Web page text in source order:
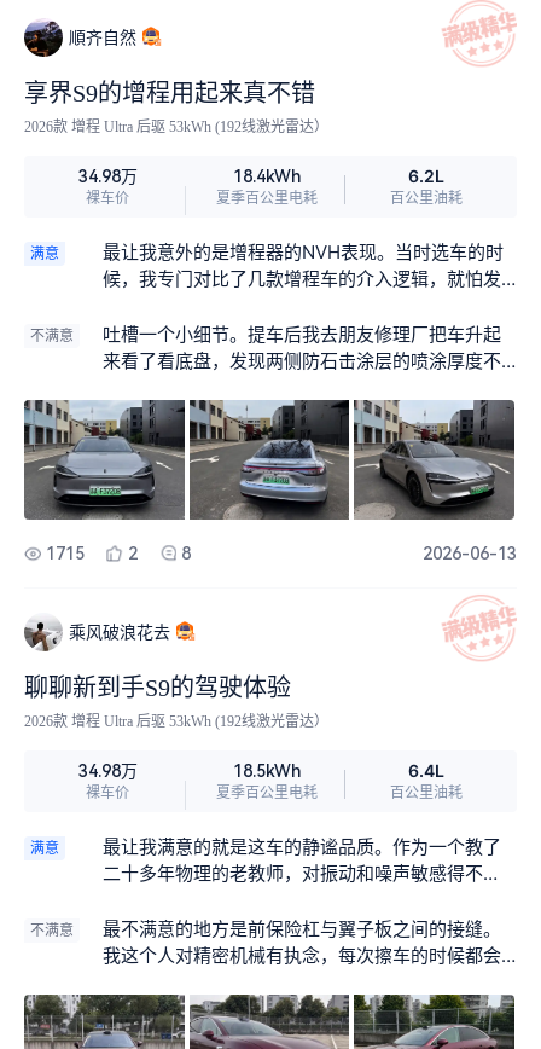
順齐自然
享界S9的增程用起来真不错
2026款 增程 Ultra 后驱 53kWh (192线激光雷达）
34.98万
裸车价
18.4kWh
夏季百公里电耗
6.2L
百公里油耗
满意
最让我意外的是增程器的NVH表现。当时选车的时
候，我专门对比了几款增程车的介入逻辑，就怕发
量保持模式下，增程器什么时候工作的我根本感觉
不到。我特意用手机分贝仪测过，车内噪声数值只
挫或者振动，要不是偶尔扫一眼仪表盘看到发动机
图标亮了，根本不知道它在工作。这方面确实能看
出华为在隔音工程上的功力，长途自驾跑个几百公
里，发动机冷不丁启动也不影响心情。
不满意
吐槽一个小细节。提车后我去朋友修理厂把车升起
来看了看底盘，发现两侧防石击涂层的喷涂厚度不
底盘两侧缺少独立的护板覆盖。
1715 2 8 2026-06-13
乘风破浪花去
聊聊新到手S9的驾驶体验
2026款 增程 Ultra 后驱 53kWh (192线激光雷达）
34.98万
裸车价
18.5kWh
夏季百公里电耗
6.4L
百公里油耗
满意
最让我满意的就是这车的静谧品质。作为一个教了
二十多年物理的老教师，对振动和噪声敏感得不
任何机械振动，就像车子已经“熄火”了一样安静。我
上一台雅阁怠速时方向盘和座椅那种细微抖动，对
车，在车里感觉就像待在一个隔音很好的书房里，
这种刷新感官认知的体验，说实话挺震撼。
不满意
最不满意的地方是前保险杠与翼子板之间的接缝。
我这个人对精密机械有执念，每次擦车的时候都会
虽然不影响开，但作为一个物理老师，看到这种不
符合精密机械期待的地方，心里总有点疙瘩。希望